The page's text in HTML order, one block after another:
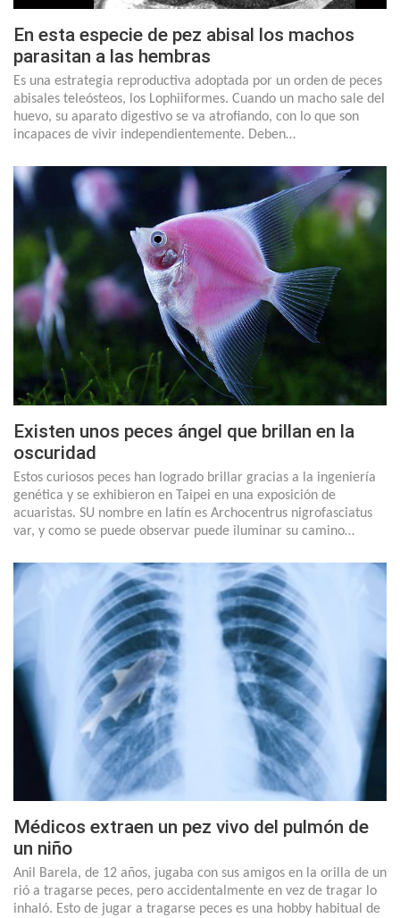
En esta especie de pez abisal los machos
parasitan a las hembras
Es una estrategia reproductiva adoptada por un orden de peces
abisales teleósteos, los Lophiiformes. Cuando un macho sale del
huevo, su aparato digestivo se va atrofiando, con lo que son
incapaces de vivir independientemente. Deben…
Existen unos peces ángel que brillan en la
oscuridad
Estos curiosos peces han logrado brillar gracias a la ingeniería
genética y se exhibieron en Taipei en una exposición de
acuaristas. SU nombre en latín es Archocentrus nigrofasciatus
var, y como se puede observar puede iluminar su camino…
Médicos extraen un pez vivo del pulmón de
un niño
Anil Barela, de 12 años, jugaba con sus amigos en la orilla de un
rió a tragarse peces, pero accidentalmente en vez de tragar lo
inhaló. Esto de jugar a tragarse peces es una hobby habitual de